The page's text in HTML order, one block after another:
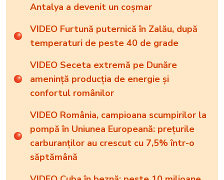
Antalya a devenit un coșmar
VIDEO Furtună puternică în Zalău, după
temperaturi de peste 40 de grade
VIDEO Seceta extremă pe Dunăre
amenință producția de energie și
confortul românilor
VIDEO România, campioana scumpirilor la
pompă în Uniunea Europeană: prețurile
carburanților au crescut cu 7,5% într-o
săptămână